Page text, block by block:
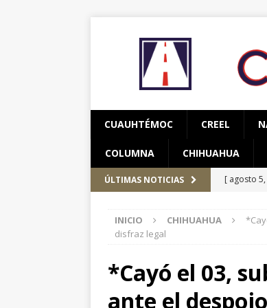
CUAUHTÉMOC CREEL
COLUMNA CHIHUAHUA
ÚLTIMAS NOTICIAS [ agosto
[ agosto
[ agosto 5,
Occidente
INICIO CHIHUAHUA
disfraz legal
*Cayó el 03,
ante el